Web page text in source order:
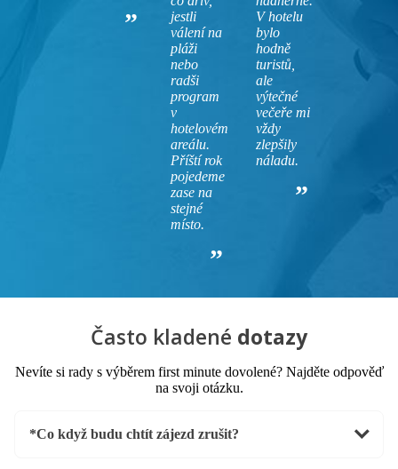
jestli
válení na
pláži
nebo
radši
program
v
hotelovém
areálu.
Příští rok
pojedeme
zase na
stejné
místo.
V hotelu
bylo
hodně
turistů,
ale
výtečné
večeře mi
vždy
zlepšily
náladu.
Často kladené dotazy
Nevíte si rady s výběrem first minute dovolené? Najděte odpověď
na svoji otázku.
*Co když budu chtít zájezd zrušit?